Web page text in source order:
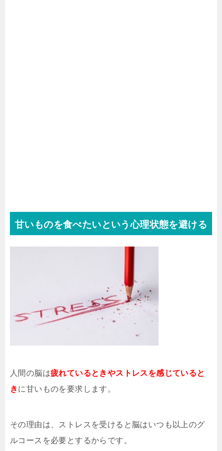
甘いものを食べたいという心理状態を避ける
人間の脳は疲れているときやストレスを感じていると
きに甘いものを要求します。
その理由は、ストレスを受けると脳はいつも以上のグ
ルコースを必要とするからです。